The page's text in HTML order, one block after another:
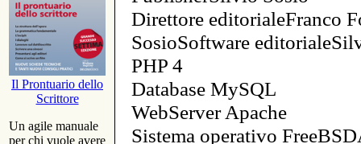
Il Prontuario dello
Scrittore
Un agile manuale
per chi vuole avere
Direttore editorialeFranco
SosioSoftware
PHP 4
Database MySQL
WebServer Apache
Sistema operativo